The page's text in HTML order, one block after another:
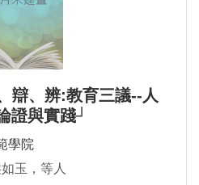
辯、辨:教育三議--人
證與實踐┘
學院
玉，等人